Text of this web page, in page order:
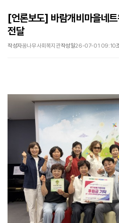
[언론보도] 바람개비마을네
전달
작성자꿈나무사회복지관작성일26-07-01 09:10